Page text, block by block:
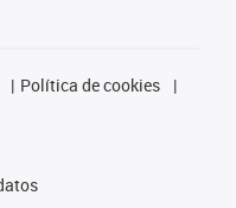
Política de cookies